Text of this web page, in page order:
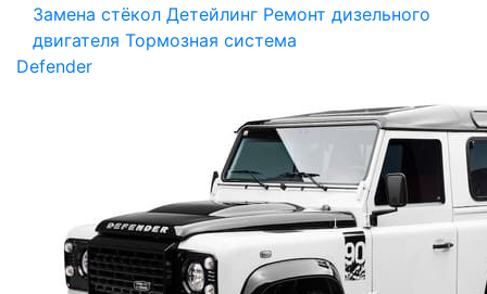
Замена стёкол Детейлинг Ремонт дизельного
двигателя Тормозная система
Defender